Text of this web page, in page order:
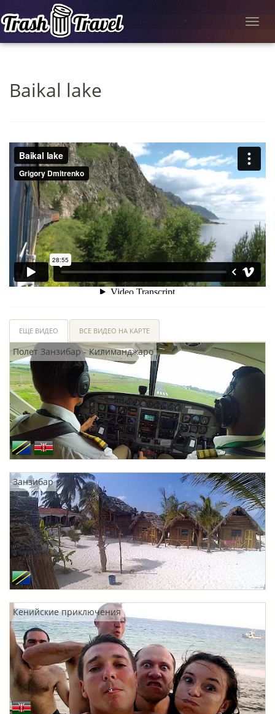
Baikal lake
ЕЩЕ ВИДЕО ВСЕ ВИДЕО НА КАРТЕ
Полет Занзибар - Килиманджаро
Занзибар
Кенийские приключения